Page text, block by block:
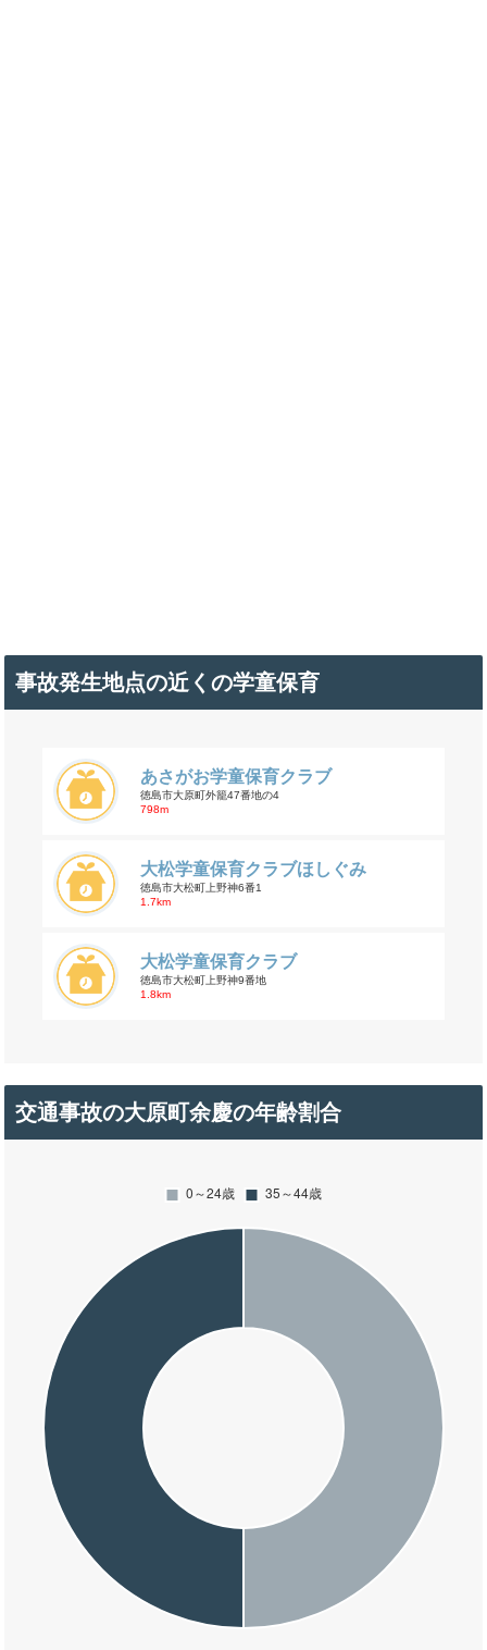
事故発生地点の近くの学童保育
あさがお学童保育クラブ
徳島市大原町外籠47番地の4
798m
大松学童保育クラブほしぐみ
徳島市大松町上野神6番1
1.7km
大松学童保育クラブ
徳島市大松町上野神9番地
1.8km
交通事故の大原町余慶の年齢割合